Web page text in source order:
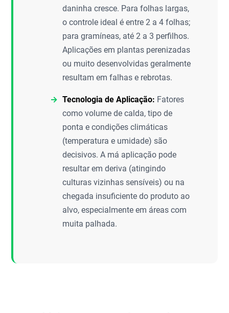
daninha cresce. Para folhas largas,
o controle ideal é entre 2 a 4 folhas;
para gramíneas, até 2 a 3 perfilhos.
Aplicações em plantas perenizadas
ou muito desenvolvidas geralmente
resultam em falhas e rebrotas.
Tecnologia de Aplicação: Fatores
como volume de calda, tipo de
ponta e condições climáticas
(temperatura e umidade) são
decisivos. A má aplicação pode
resultar em deriva (atingindo
culturas vizinhas sensíveis) ou na
chegada insuficiente do produto ao
alvo, especialmente em áreas com
muita palhada.